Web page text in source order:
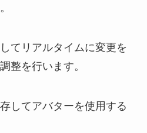
てリアルタイムに変更を
整を行います。
してアバターを使用する